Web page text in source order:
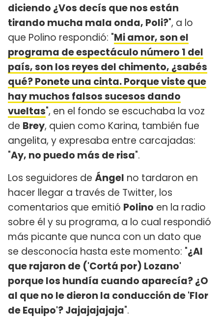
diciendo ¿Vos decís que nos están
tirando mucha mala onda, Poli?", a lo
que Polino respondió: "Mi amor, son el
programa de espectáculo número 1 del
país, son los reyes del chimento, ¿sabés
qué? Ponete una cinta. Porque viste que
hay muchos falsos sucesos dando
vueltas", en el fondo se escuchaba la voz
de Brey, quien como Karina, también fue
angelita, y expresaba entre carcajadas:
"Ay, no puedo más de risa".
Los seguidores de Ángel no tardaron en
hacer llegar a través de Twitter, los
comentarios que emitió Polino en la radio
sobre él y su programa, a lo cual respondió
más picante que nunca con un dato que
se desconocía hasta este momento: "¿Al
que rajaron de ('Cortá por) Lozano'
porque los hundía cuando aparecía? ¿O
al que no le dieron la conducción de 'Flor
de Equipo'? Jajajajajaja".